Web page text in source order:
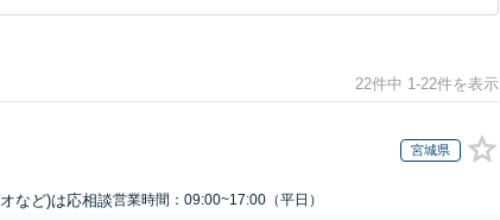
22件中 1-22件を表示
宮城県
など)は応相談営業時間：09:00~17:00（平日）